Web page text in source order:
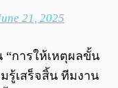
21, 2025
“การให้เหตุผลขั้น
รู้เสร็จสิ้น ทีมงาน